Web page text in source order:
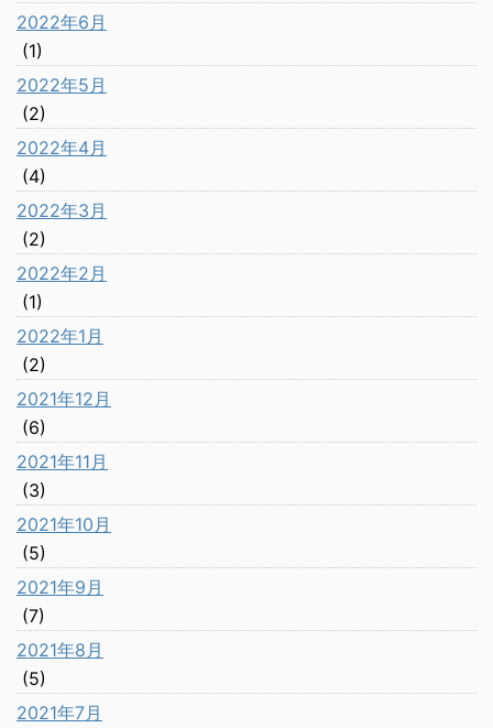
2022年6月
(1)
2022年5月
(2)
2022年4月
(4)
2022年3月
(2)
2022年2月
(1)
2022年1月
(2)
2021年12月
(6)
2021年11月
(3)
2021年10月
(5)
2021年9月
(7)
2021年8月
(5)
2021年7月